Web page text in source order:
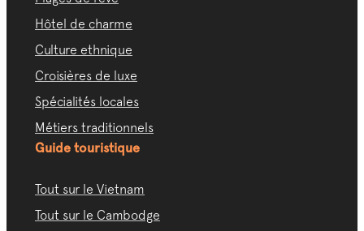
Hôtel de charme
Culture ethnique
Croisières de luxe
Spécialités locales
Métiers traditionnels
Guide touristique
Tout sur le Vietnam
Tout sur le Cambodge